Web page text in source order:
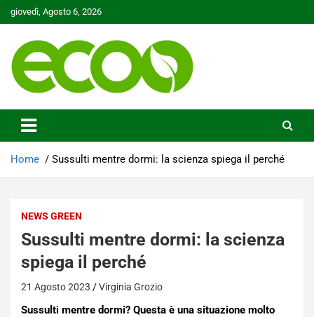
Skip
to
giovedì, Agosto 6, 2026
Ecoo.it
Home Sussulti mentre dormi: la scienza spiega il perché
NEWS GREEN
Sussulti mentre dormi: la scienza
spiega il perché
21 Agosto 2023 Virginia Grozio
Sussulti mentre dormi? Questa è una situazione molto